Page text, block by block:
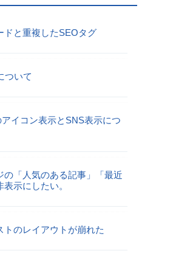
ドと重複したSEOタグ
ついて
イコン表示とSNS表示につ
の「人気のある記事」「最近
示にしたい。
トのレイアウトが崩れた